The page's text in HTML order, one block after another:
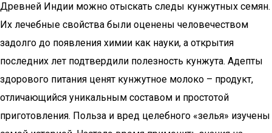
Древней Индии можно отыскать следы кунжутных семян.
Их лечебные свойства были оценены человечеством
задолго до появления химии как науки, а открытия
последних лет подтвердили полезность кунжута. Адепты
здорового питания ценят кунжутное молоко – продукт,
отличающийся уникальным составом и простотой
приготовления. Польза и вред целебного «зелья» изучены